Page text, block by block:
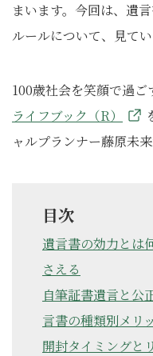
まいます。今回は、遺
ルールについて、見てい
100歳社会を笑顔で過ご
ライフブック（R）
ャルプランナー藤原未
目次
遺言書の効力とは
さえる
自筆証書遺言と公
言書の種類別メリ
開封タイミングと